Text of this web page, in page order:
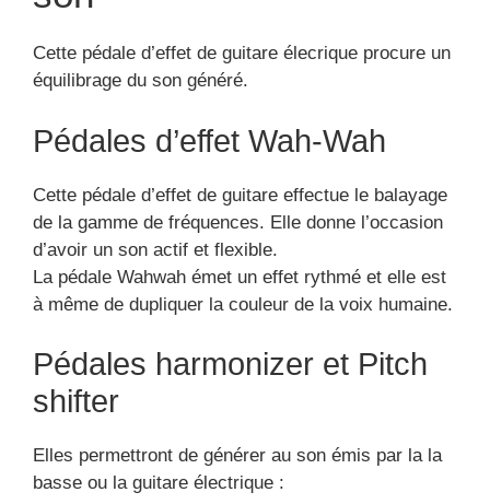
Cette pédale d’effet de guitare élecrique procure un
équilibrage du son généré.
Pédales d’effet Wah-Wah
Cette pédale d’effet de guitare effectue le balayage
de la gamme de fréquences. Elle donne l’occasion
d’avoir un son actif et flexible.
La pédale Wahwah émet un effet rythmé et elle est
à même de dupliquer la couleur de la voix humaine.
Pédales harmonizer et Pitch
shifter
Elles permettront de générer au son émis par la la
basse ou la guitare électrique :